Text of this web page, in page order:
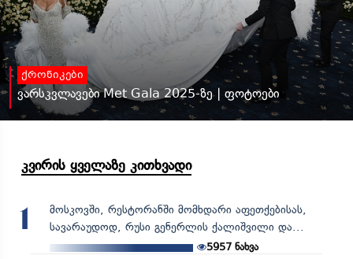
ქრონიკები
ვარსკვლავები Met Gala 2025-ზე | ფოტოები
კვირის ყველაზე კითხვადი
1
მოსკოვში, რესტორანში მომხდარი აფეთქებისას,
სავარაუდოდ, რუსი გენერლის ქალიშვილი და...
5957 ნახვა